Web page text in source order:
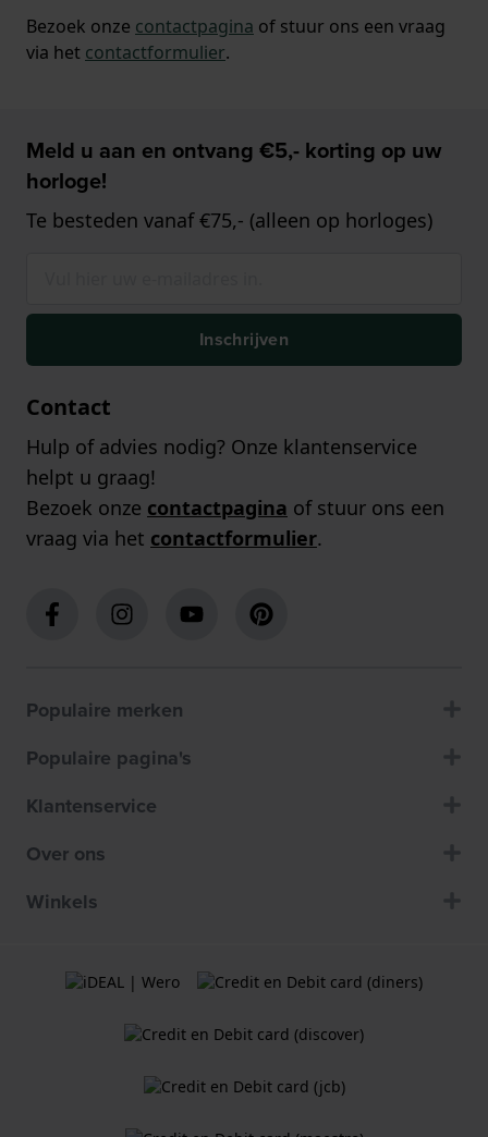
Bezoek onze contactpagina of stuur ons een vraag
via het contactformulier.
Meld u aan en ontvang €5,- korting op uw
horloge!
Te besteden vanaf €75,- (alleen op horloges)
Inschrijven
Contact
Hulp of advies nodig? Onze klantenservice
helpt u graag!
Bezoek onze contactpagina of stuur ons een
vraag via het contactformulier.
Populaire merken
Populaire pagina's
Klantenservice
Over ons
Winkels